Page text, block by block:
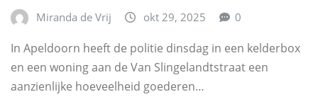
Miranda de Vrij okt 29, 2025 0
In Apeldoorn heeft de politie dinsdag in een kelderbox
en een woning aan de Van Slingelandtstraat een
aanzienlijke hoeveelheid goederen…